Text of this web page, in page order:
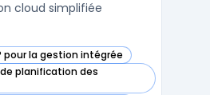
et inte ...
cloud simplifiée
pour la gestion intégrée
dans cette catégorie
de planification des
dans cette catégorie